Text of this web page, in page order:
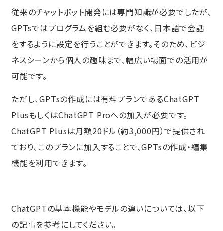
弊社の活用事例
メールマガジンの修正
Xアカウントの投稿作成
プロンプトを生成する際のポイント
スプレッドシートとの連携
GPTsとスプレッドシートの活用事
例
まとめ
AIを使える人材が社内にいない場合
従来のチャットボット開発には専門知識が必要でしたが、
GPTsではプログラムを組む必要がなく、日本語で会話
をするように設定を行うことができます。そのため、ビジ
ネスシーンから個人の趣味まで、幅広い場面での活用が
可能です。
ただし、GPTsの作成には有料プランであるChatGPT
PlusもしくはChatGPT Proへの加入が必要です。
ChatGPT Plusは月額20ドル（約3,000円）で提供され
ており、このプランに加入することで、GPTsの作成・編集
機能を利用できます。
ChatGPTの基本機能やモデルの違いについては、以下
の記事を参考にしてください。